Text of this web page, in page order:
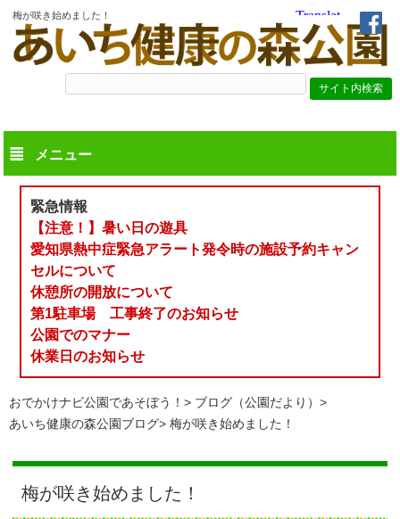
梅が咲き始めました！
メニュー
緊急情報
【注意！】暑い日の遊具
愛知県熱中症緊急アラート発令時の施設予約キャン
セルについて
休憩所の開放について
第1駐車場 工事終了のお知らせ
公園でのマナー
休業日のお知らせ
おでかけナビ公園であそぼう！
ブログ（公園だより）
あいち健康の森公園ブログ
梅が咲き始めました！
梅が咲き始めました！